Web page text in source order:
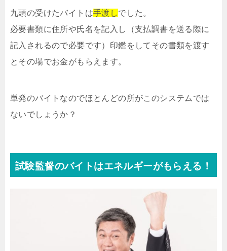
九頭の受けたバイトは手渡しでした。
必要書類に住所や氏名を記入し（支払調書を送る際に
記入されるので必要です）印鑑をしてその書類を渡す
とその場でお金がもらえます。
単発のバイトなのでほとんどの所がこのシステムでは
ないでしょうか？
試験監督のバイトはエネルギーがもらえる！